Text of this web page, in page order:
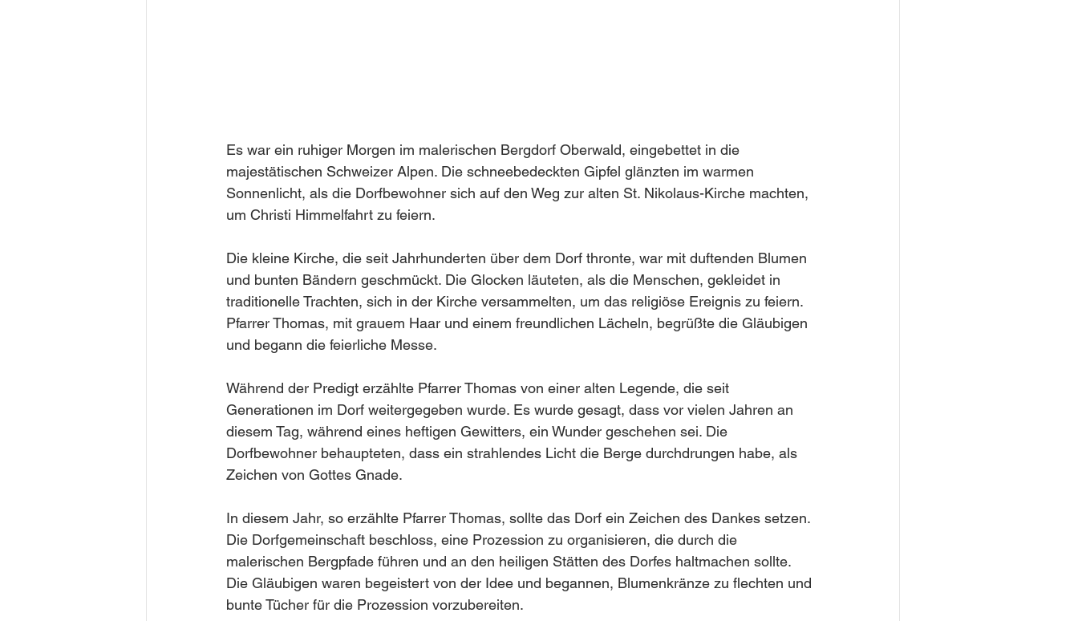
Es war ein ruhiger Morgen im malerischen Bergdorf Oberwald, eingebettet in die
majestätischen Schweizer Alpen. Die schneebedeckten Gipfel glänzten im warmen
Sonnenlicht, als die Dorfbewohner sich auf den Weg zur alten St. Nikolaus-Kirche machten,
um Christi Himmelfahrt zu feiern.
Die kleine Kirche, die seit Jahrhunderten über dem Dorf thronte, war mit duftenden Blumen
und bunten Bändern geschmückt. Die Glocken läuteten, als die Menschen, gekleidet in
traditionelle Trachten, sich in der Kirche versammelten, um das religiöse Ereignis zu feiern.
Pfarrer Thomas, mit grauem Haar und einem freundlichen Lächeln, begrüßte die Gläubigen
und begann die feierliche Messe.
Während der Predigt erzählte Pfarrer Thomas von einer alten Legende, die seit
Generationen im Dorf weitergegeben wurde. Es wurde gesagt, dass vor vielen Jahren an
diesem Tag, während eines heftigen Gewitters, ein Wunder geschehen sei. Die
Dorfbewohner behaupteten, dass ein strahlendes Licht die Berge durchdrungen habe, als
Zeichen von Gottes Gnade.
In diesem Jahr, so erzählte Pfarrer Thomas, sollte das Dorf ein Zeichen des Dankes setzen.
Die Dorfgemeinschaft beschloss, eine Prozession zu organisieren, die durch die
malerischen Bergpfade führen und an den heiligen Stätten des Dorfes haltmachen sollte.
Die Gläubigen waren begeistert von der Idee und begannen, Blumenkränze zu flechten und
bunte Tücher für die Prozession vorzubereiten.